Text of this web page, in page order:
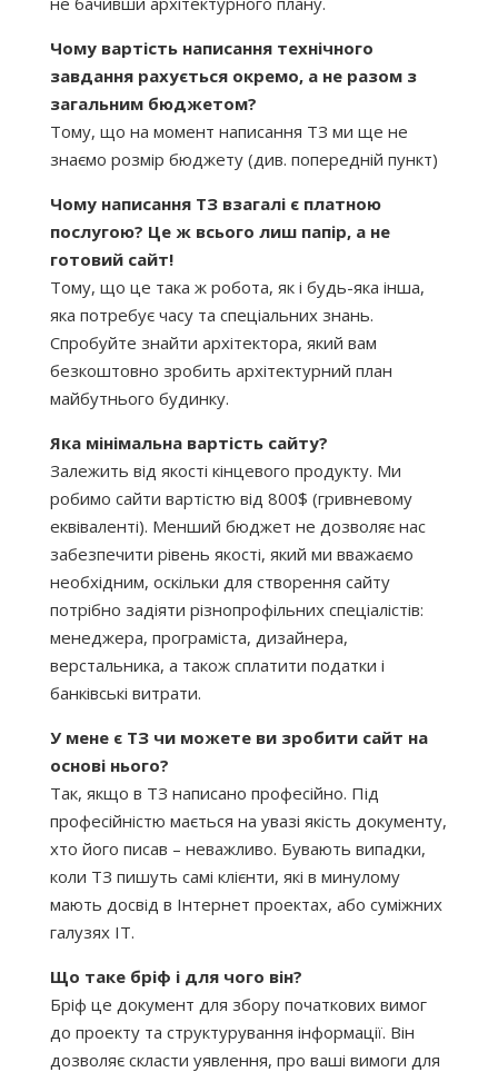
Чому вартість написання технічного
завдання рахується окремо, а не разом з
загальним бюджетом?
Тому, що на момент написання ТЗ ми ще не
знаємо розмір бюджету (див. попередній пункт)
Чому написання ТЗ взагалі є платною
послугою? Це ж всього лиш папір, а не
готовий сайт!
Тому, що це така ж робота, як і будь-яка інша,
яка потребує часу та спеціальних знань.
Спробуйте знайти архітектора, який вам
безкоштовно зробить архітектурний план
майбутнього будинку.
Яка мінімальна вартість сайту?
Залежить від якості кінцевого продукту. Ми
робимо сайти вартістю від 800$ (гривневому
еквіваленті). Менший бюджет не дозволяє нас
забезпечити рівень якості, який ми вважаємо
необхідним, оскільки для створення сайту
потрібно задіяти різнопрофільних спеціалістів:
менеджера, програміста, дизайнера,
верстальника, а також сплатити податки і
банківські витрати.
У мене є ТЗ чи можете ви зробити сайт на
основі нього?
Так, якщо в ТЗ написано професійно. Під
професійністю мається на увазі якість документу,
хто його писав – неважливо. Бувають випадки,
коли ТЗ пишуть самі клієнти, які в минулому
мають досвід в Інтернет проектах, або суміжних
галузях ІТ.
Що таке бріф і для чого він?
Бріф це документ для збору початкових вимог
до проекту та структурування інформації. Він
дозволяє скласти уявлення, про ваші вимоги для